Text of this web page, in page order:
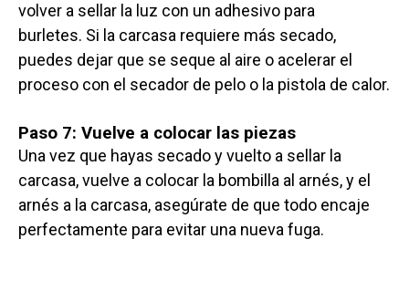
volver a sellar la luz con un adhesivo para
burletes. Si la carcasa requiere más secado,
puedes dejar que se seque al aire o acelerar el
proceso con el secador de pelo o la pistola de calor.
Paso 7: Vuelve a colocar las piezas
Una vez que hayas secado y vuelto a sellar la
carcasa, vuelve a colocar la bombilla al arnés, y el
arnés a la carcasa, asegúrate de que todo encaje
perfectamente para evitar una nueva fuga.